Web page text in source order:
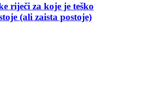
riječi za koje je teško
(ali zaista postoje)